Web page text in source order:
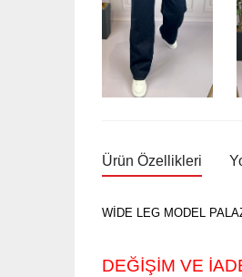
Ürün Özellikleri
WİDE LEG MODEL
DEĞİŞİM VE